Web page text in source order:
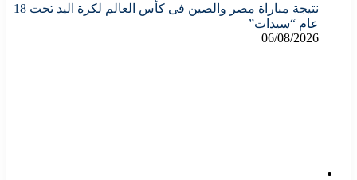
نتيجة مباراة مصر والصين فى كأس العالم لكرة اليد تحت 18
عام “سيدات”
06/08/2026